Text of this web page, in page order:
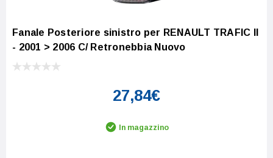
Fanale Posteriore sinistro per RENAULT TRAFIC II
- 2001 > 2006 C/ Retronebbia Nuovo
27,84€
In magazzino